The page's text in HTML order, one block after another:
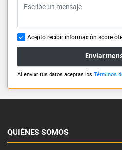
Acepto recibir información sobre
Enviar
Al enviar tus datos aceptas los Términos
QUIÉNES SOMOS